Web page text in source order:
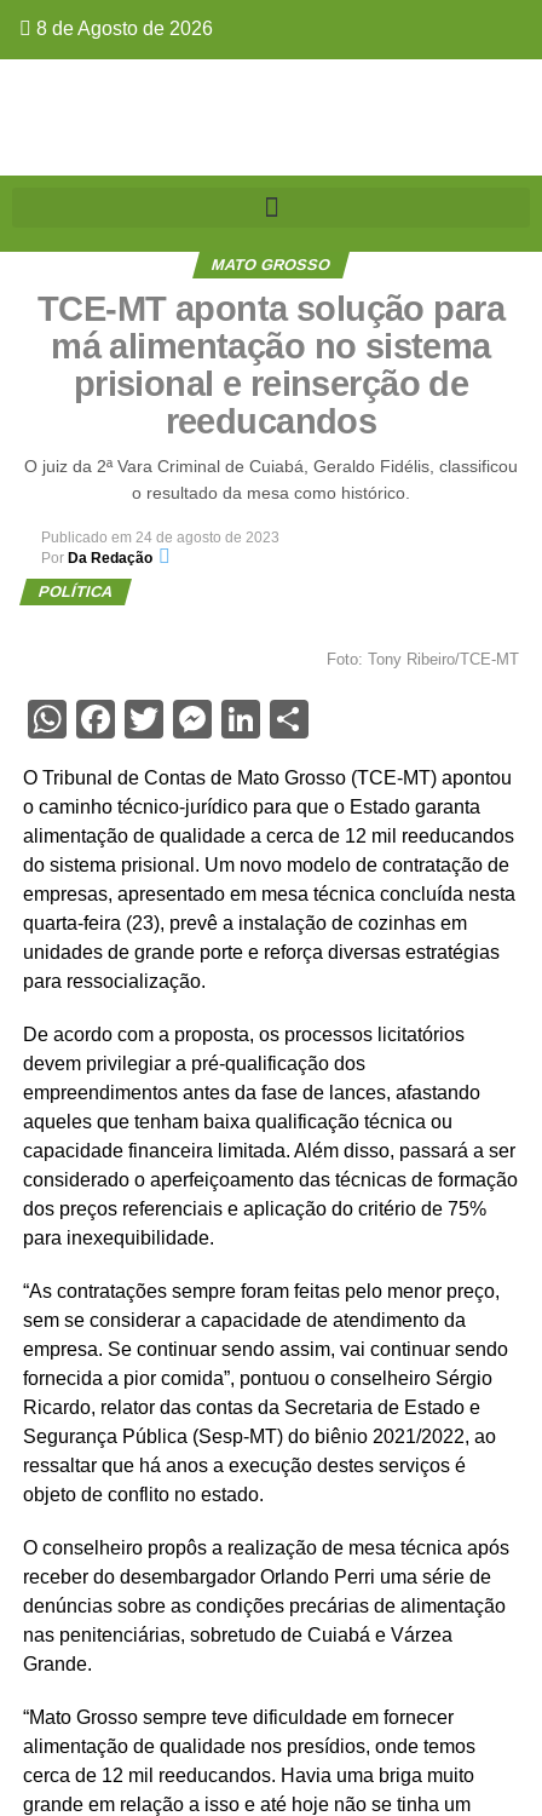
8 de Agosto de 2026
MATO GROSSO
TCE-MT aponta solução para
má alimentação no sistema
prisional e reinserção de
reeducandos
O juiz da 2ª Vara Criminal de Cuiabá, Geraldo Fidélis, classificou
o resultado da mesa como histórico.
Publicado em 24 de agosto de 2023
Por Da Redação
POLÍTICA
Foto: Tony Ribeiro/TCE-MT
WhatsApp
Facebook
Twitter
Messenger
LinkedIn
Share
O Tribunal de Contas de Mato Grosso (TCE-MT) apontou
o caminho técnico-jurídico para que o Estado garanta
alimentação de qualidade a cerca de 12 mil reeducandos
do sistema prisional. Um novo modelo de contratação de
empresas, apresentado em mesa técnica concluída nesta
quarta-feira (23), prevê a instalação de cozinhas em
unidades de grande porte e reforça diversas estratégias
para ressocialização.
De acordo com a proposta, os processos licitatórios
devem privilegiar a pré-qualificação dos
empreendimentos antes da fase de lances, afastando
aqueles que tenham baixa qualificação técnica ou
capacidade financeira limitada. Além disso, passará a ser
considerado o aperfeiçoamento das técnicas de formação
dos preços referenciais e aplicação do critério de 75%
para inexequibilidade.
“As contratações sempre foram feitas pelo menor preço,
sem se considerar a capacidade de atendimento da
empresa. Se continuar sendo assim, vai continuar sendo
fornecida a pior comida”, pontuou o conselheiro Sérgio
Ricardo, relator das contas da Secretaria de Estado e
Segurança Pública (Sesp-MT) do biênio 2021/2022, ao
ressaltar que há anos a execução destes serviços é
objeto de conflito no estado.
O conselheiro propôs a realização de mesa técnica após
receber do desembargador Orlando Perri uma série de
denúncias sobre as condições precárias de alimentação
nas penitenciárias, sobretudo de Cuiabá e Várzea
Grande.
“Mato Grosso sempre teve dificuldade em fornecer
alimentação de qualidade nos presídios, onde temos
cerca de 12 mil reeducandos. Havia uma briga muito
grande em relação a isso e até hoje não se tinha um